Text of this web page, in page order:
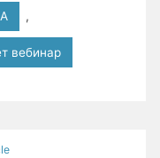
,
вебинар